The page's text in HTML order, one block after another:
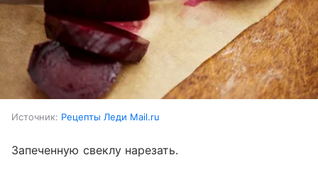
Источник: Рецепты Леди Mail.ru
Запеченную свеклу нарезать.